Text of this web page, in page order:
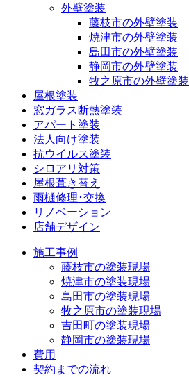
外壁塗装
藤枝市の外壁塗装
焼津市の外壁塗装
島田市の外壁塗装
静岡市の外壁塗装
牧之原市の外壁塗装
屋根塗装
窓ガラス断熱塗装
アパート塗装
法人向け塗装
抗ウイルス塗装
シロアリ対策
屋根葺き替え
雨樋修理･交換
リノベーション
店舗デザイン
施工事例
藤枝市の塗装現場
焼津市の塗装現場
島田市の塗装現場
牧之原市の塗装現場
吉田町の塗装現場
静岡市の塗装現場
費用
契約までの流れ